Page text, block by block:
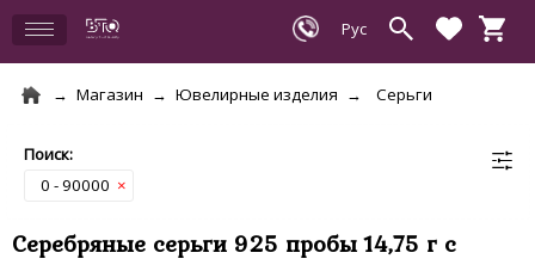
Магазин Ювелирные изделия Серьги
0 - 90000 ×
Серебряные серьги 925 пробы 14,75 г с